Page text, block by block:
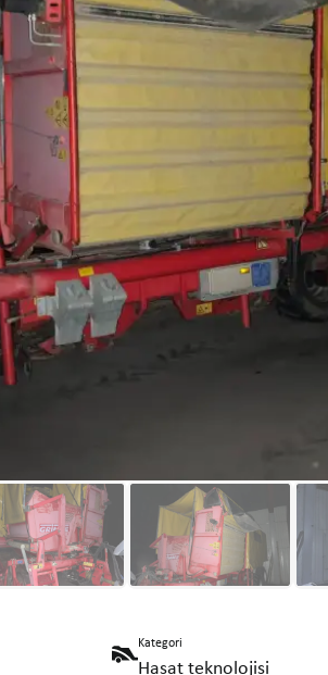
Kategori
Hasat teknolojisi